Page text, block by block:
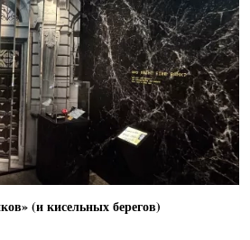
(и кисельных берегов)